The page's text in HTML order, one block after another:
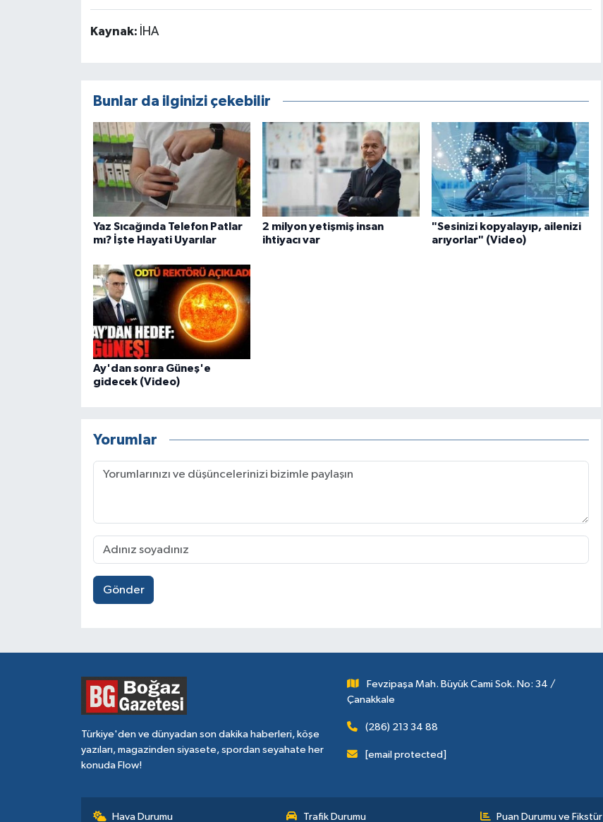
Kaynak: İHA
Bunlar da ilginizi çekebilir
Yaz Sıcağında Telefon Patlar
mı? İşte Hayati Uyarılar
2 milyon yetişmiş insan
ihtiyacı var
"Sesinizi kopyalayıp, ailenizi
arıyorlar" (Video)
Ay'dan sonra Güneş'e
gidecek (Video)
Yorumlar
Gönder
Türkiye'den ve dünyadan son dakika haberleri, köşe
yazıları, magazinden siyasete, spordan seyahate her
konuda Flow!
Fevzipaşa Mah. Büyük Cami Sok. No: 34 /
Çanakkale
(286) 213 34 88
[email protected]
Hava Durumu Trafik Durumu Puan Durumu ve Fikstür